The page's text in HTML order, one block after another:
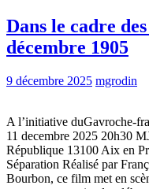
Dans le cadre
décembre 1905
9 décembre 2025 mgrodin
A l’initiative duGavroche-
11 decembre 2025 20h30
République 13100 Aix en
Séparation Réalisé par
Bourbon, ce film met en